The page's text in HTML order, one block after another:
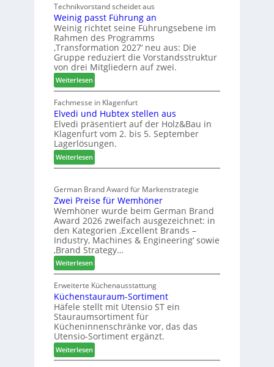
h
l
a
n
d
z
u
r
H
a
u
s
m
e
s
s
e
b
e
l
b
r
a
n
c
h
e
e
r
ö
r
t
e
t
Z
u
k
u
n
f
t
Technikvorstand scheidet aus
Weinig passt Führung an
Weinig richtet seine Führungsebene im
Rahmen des Programms
‚Transformation 2027‘ neu aus: Die
Gruppe reduziert die Vorstandsstruktur
von drei Mitgliedern auf zwei.
Weiterlesen:
W
e
i
n
i
g
p
a
s
t
F
ü
h
r
u
n
g
a
n
Fachmesse in Klagenfurt
Elvedi und Hubtex stellen aus
Elvedi präsentiert auf der Holz&Bau in
Klagenfurt vom 2. bis 5. September
Lagerlösungen.
Weiterlesen:
E
v
e
d
i
u
n
d
H
u
b
t
e
x
s
t
e
German Brand Award für Markenstrategie
Zwei Preise für Wemhöner
Wemhöner wurde beim German Brand
Award 2026 zweifach ausgezeichnet: in
den Kategorien ‚Excellent Brands –
Industry, Machines & Engineering‘ sowie
‚Brand Strategy…
Weiterlesen:
Z
w
e
i
P
r
e
i
s
Erweiterte Küchenausstattung
Küchenstauraum-Sortiment
Häfele stellt mit Utensio ST ein
Stauraumsortiment für
Kücheninnenschränke vor, das das
Utensio-Sortiment ergänzt.
Weiterlesen:
K